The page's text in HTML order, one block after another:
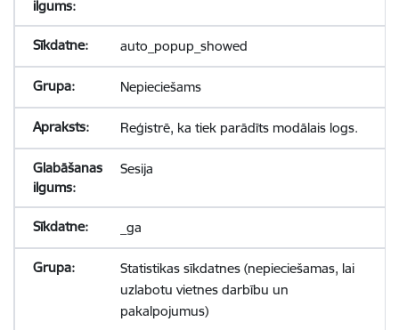
auto_popup_showed
Nepieciešams
Reģistrē, ka tiek parādīts modālais logs.
Sesija
_ga
Statistikas sīkdatnes (nepieciešamas, lai
uzlabotu vietnes darbību un
pakalpojumus)